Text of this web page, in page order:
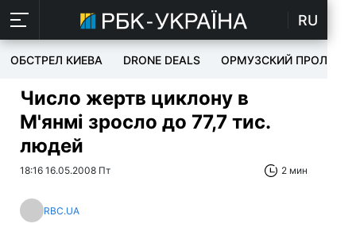
RU
ОБСТРЕЛ КИЕВА DRONE DEALS ОРМУЗСКИЙ ПРОЛИВ
Число жертв циклону в
М'янмі зросло до 77,7 тис.
людей
18:16 16.05.2008 Пт 2 мин
RBC.UA